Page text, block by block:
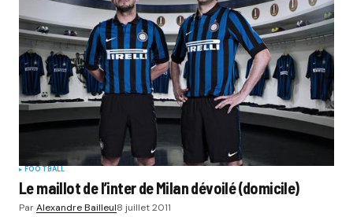
FOOTBALL
Le maillot de l’inter de Milan dévoilé (domicile)
ParAlexandre Bailleul8 juillet 2011